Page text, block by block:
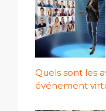
Quels sont les
événement